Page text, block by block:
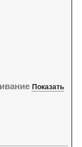
Показать